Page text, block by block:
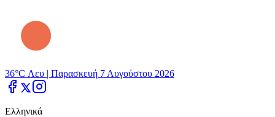
36°C Λευ | Παρασκευή 7 Αυγούστου 2026
Ελληνικά